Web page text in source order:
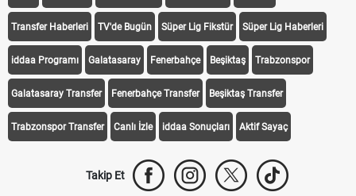
Transfer Haberleri TV'de Bugün Süper Lig Fikstür Süper Lig Haberleri
iddaa Programı Galatasaray Fenerbahçe Beşiktaş Trabzonspor
Galatasaray Transfer Fenerbahçe Transfer Beşiktaş Transfer
Trabzonspor Transfer Canlı İzle iddaa Sonuçları Aktif Sayaç
Takip Et